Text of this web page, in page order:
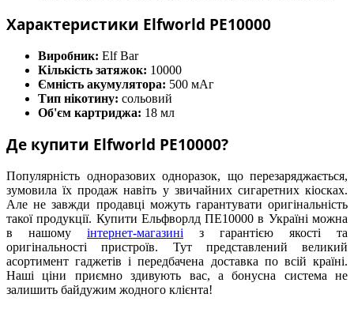
Характеристики Elfworld PE10000
Виробник: Elf Bar
Кількість затяжок: 10000
Ємність акумулятора: 500 мАг
Тип нікотину: сольовий
Об'єм картриджа: 18 мл
Де купити Elfworld PE10000?
Популярність одноразових одноразок, що перезаряджається,
зумовила їх продаж навіть у звичайних сигаретних кіосках.
Але не завжди продавці можуть гарантувати оригінальність
такої продукції. Купити Ельфворлд ПЕ10000 в Україні можна
в нашому інтернет-магазині з гарантією якості та
оригінальності пристроїв. Тут представлений великий
асортимент гаджетів і передбачена доставка по всій країні.
Наші ціни приємно здивують вас, а бонусна система не
залишить байдужим жодного клієнта!